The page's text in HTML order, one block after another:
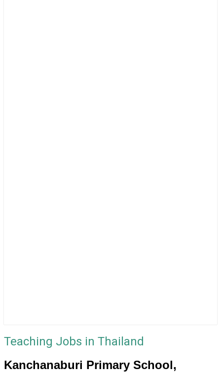
Teaching Jobs in Thailand
Kanchanaburi Primary School,